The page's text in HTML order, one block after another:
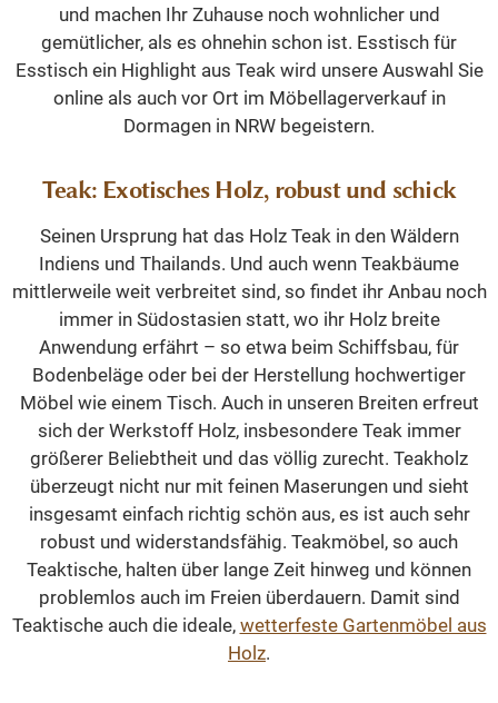
und machen Ihr Zuhause noch wohnlicher und
gemütlicher, als es ohnehin schon ist. Esstisch für
Esstisch ein Highlight aus Teak wird unsere Auswahl Sie
online als auch vor Ort im Möbellagerverkauf in
Dormagen in NRW begeistern.
Teak: Exotisches Holz, robust und schick
Seinen Ursprung hat das Holz Teak in den Wäldern
Indiens und Thailands. Und auch wenn Teakbäume
mittlerweile weit verbreitet sind, so findet ihr Anbau noch
immer in Südostasien statt, wo ihr Holz breite
Anwendung erfährt – so etwa beim Schiffsbau, für
Bodenbeläge oder bei der Herstellung hochwertiger
Möbel wie einem Tisch. Auch in unseren Breiten erfreut
sich der Werkstoff Holz, insbesondere Teak immer
größerer Beliebtheit und das völlig zurecht. Teakholz
überzeugt nicht nur mit feinen Maserungen und sieht
insgesamt einfach richtig schön aus, es ist auch sehr
robust und widerstandsfähig. Teakmöbel, so auch
Teaktische, halten über lange Zeit hinweg und können
problemlos auch im Freien überdauern. Damit sind
Teaktische auch die ideale, wetterfeste Gartenmöbel aus
Holz.